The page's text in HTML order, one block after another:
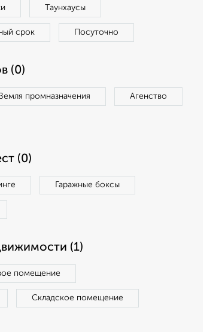
Таунхаусы
срок Посуточно
(0)
промназначения Агенство
(0)
Гаражные боксы
(1)
помещение
Складское помещение